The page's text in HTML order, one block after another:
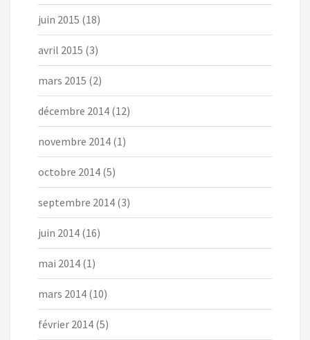
juin 2015 (18)
avril 2015 (3)
mars 2015 (2)
décembre 2014 (12)
novembre 2014 (1)
octobre 2014 (5)
septembre 2014 (3)
juin 2014 (16)
mai 2014 (1)
mars 2014 (10)
février 2014 (5)